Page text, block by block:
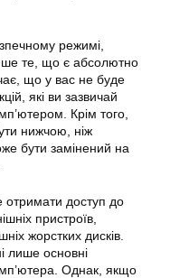
режимі,
те, що є абсолютно
що у вас не буде
які ви зазвичай
Крім того,
нижчою, ніж
бути замінений на
доступ до
пристроїв,
жорстких дисків.
лише основні
Однак, якщо